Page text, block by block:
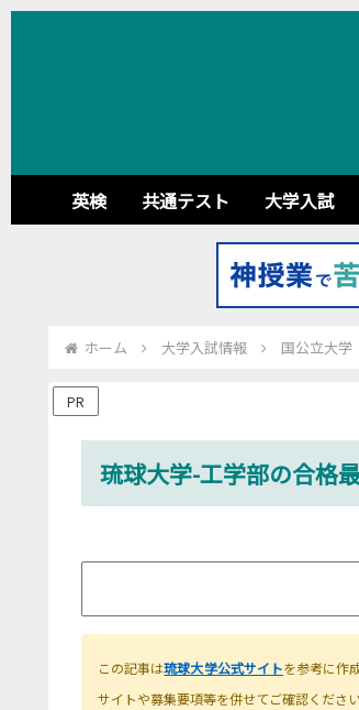
英検 共通テスト 大学入試
ホーム 大学入試情報 国公立大学
PR
琉球大学-工学部の合格
この記事は琉球大学公式サイトを参考に作
サイトや募集要項等を併せてご確認ください